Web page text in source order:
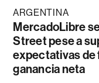
ARGENTINA
MercadoLibre
Street pese a
expectativas
ganancia neta